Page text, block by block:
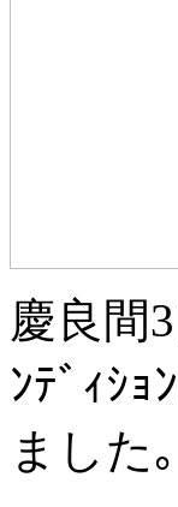
慶良間
ﾝﾃﾞｨｼ
ました｡